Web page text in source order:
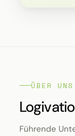
ÜBER UNS
Führende